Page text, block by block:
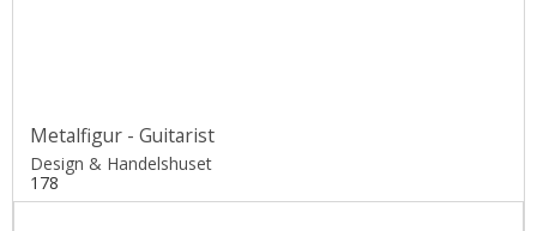
Metalfigur - Guitarist
Design & Handelshuset
178